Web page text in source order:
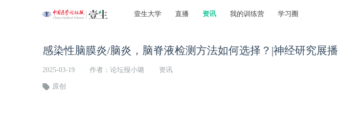
壹生大学 直播 资讯 我的训练营 学习圈
感染性脑膜炎/脑炎，脑脊液检测方法如何选择？|神经研究展播
2025-03-19 作者：论坛报小璐 资讯
原创